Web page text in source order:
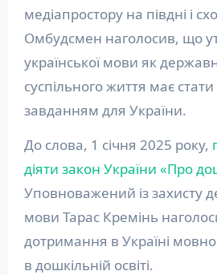
медіапростору на півдні і
Омбудсмен наголосив, що
української мови як
суспільного життя має
завданням для України.
До слова, 1 січня 2025 року,
діяти закон України «Про
Уповноважений із захисту
мови Тарас Кремінь
дотримання в Україні
в дошкільній освіті.